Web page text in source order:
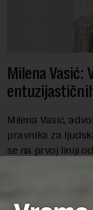
Milena Vasić:
Milena Vasić,
pravnika za
se na prvoj liniji